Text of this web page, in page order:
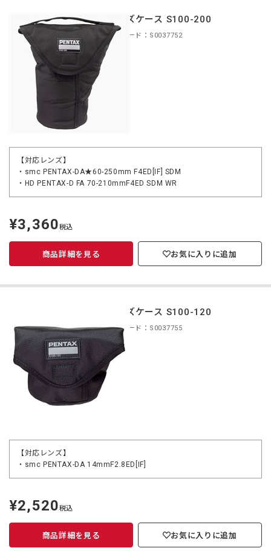
レンズケース S100-200
商品コード：S0037752
【対応レンズ】
・smc PENTAX-DA★60-250mm F4ED[IF] SDM
・HD PENTAX-D FA 70-210mmF4ED SDM WR
定
価
¥3,360税込
商品詳細を見る お気に入りに追加
レンズケース S100-120
商品コード：S0037755
【対応レンズ】
・smc PENTAX-DA 14mmF2.8ED[IF]
定
価
¥2,520税込
商品詳細を見る お気に入りに追加